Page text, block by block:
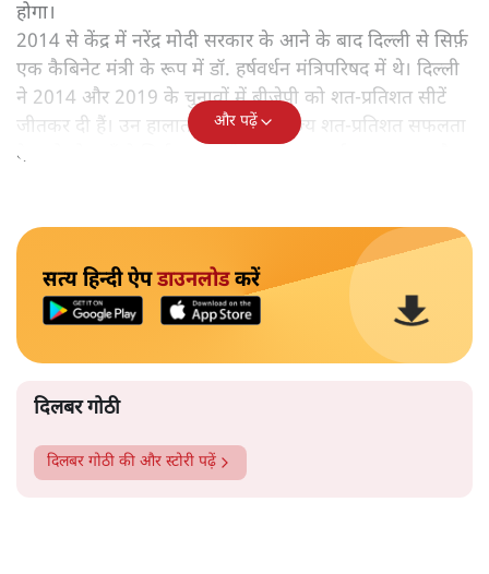
होगा।
2014 से केंद्र में नरेंद्र मोदी सरकार के आने के बाद दिल्ली से सिर्फ़
एक कैबिनेट मंत्री के रूप में डॉ. हर्षवर्धन मंत्रिपरिषद में थे। दिल्ली
ने 2014 और 2019 के चुनावों में बीजेपी को शत-प्रतिशत सीटें
जीतकर दी हैं। उन हालात में जब कोई राज्य शत-प्रतिशत सफलता
देता हो तो वहाँ से सिर्फ़ एक मंत्री चुना जाना कई बार अखरता है।
और पढ़ें
सत्य हिन्दी ऐपडाउनलोडकरें
दिलबर गोठी
दिलबर गोठी की और स्टोरी पढ़ें